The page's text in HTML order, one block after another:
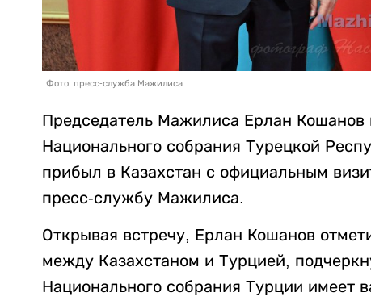
Фото: пресс-служба Мажилиса
Председатель Мажилиса Ерлан Кошанов
Национального собрания Турецкой
прибыл в Казахстан с официальным
пресс-службу Мажилиса.
Открывая встречу, Ерлан Кошанов
между Казахстаном и Турцией,
Национального собрания Турции имеет